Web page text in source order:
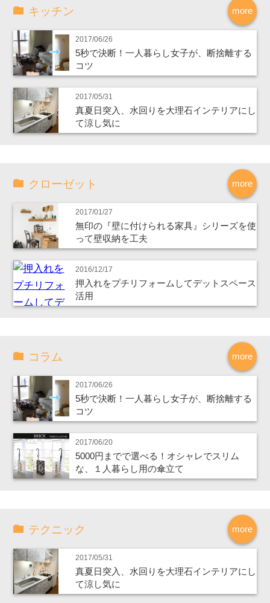
more
キッチン
2017/06/26
5秒で決断！一人暮らし女子が、断捨離する
コツ
2017/05/31
真夏日突入、水回りを大理石インテリアにし
て涼し気に
more
クローゼット
2017/01/27
無印の『壁に付けられる家具』シリーズを使
って壁収納を工夫
2016/12/17
押入れをプチリフォームしてデットスペース
活用
more
コラム
2017/06/26
5秒で決断！一人暮らし女子が、断捨離する
コツ
2017/06/20
5000円までで選べる！オシャレでスリム
な、１人暮らし用の傘立て
more
テクニック
2017/05/31
真夏日突入、水回りを大理石インテリアにし
て涼し気に